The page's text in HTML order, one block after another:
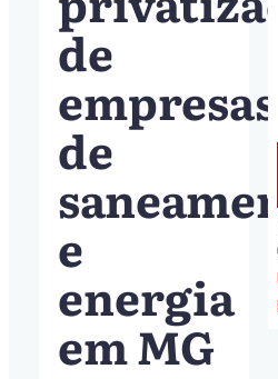
de
empresas
de
e
energia
em MG